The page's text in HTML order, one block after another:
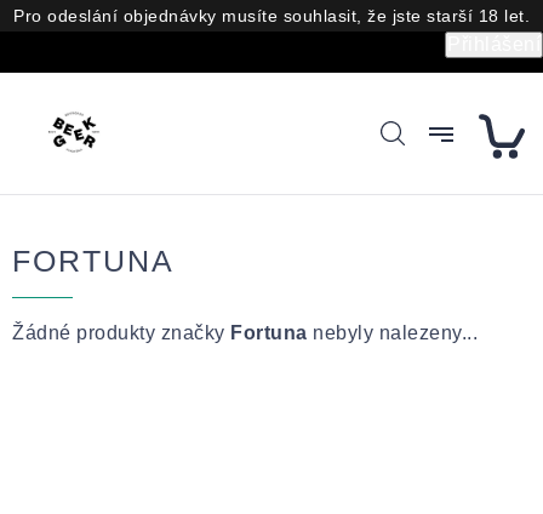
Přejít
na
Pro odeslání objednávky musíte souhlasit, že jste starší 18 let.
FORTUNA
Žádné produkty značky Fortuna nebyly nalezeny...